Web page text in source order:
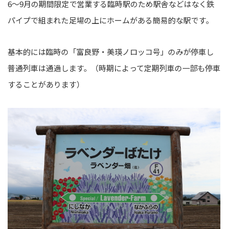
6～9月の期間限定で営業する臨時駅のため駅舎などはなく鉄
パイプで組まれた足場の上にホームがある簡易的な駅です。
基本的には臨時の「富良野・美瑛ノロッコ号」のみが停車し
普通列車は通過します。（時期によって定期列車の一部も停車
することがあります）